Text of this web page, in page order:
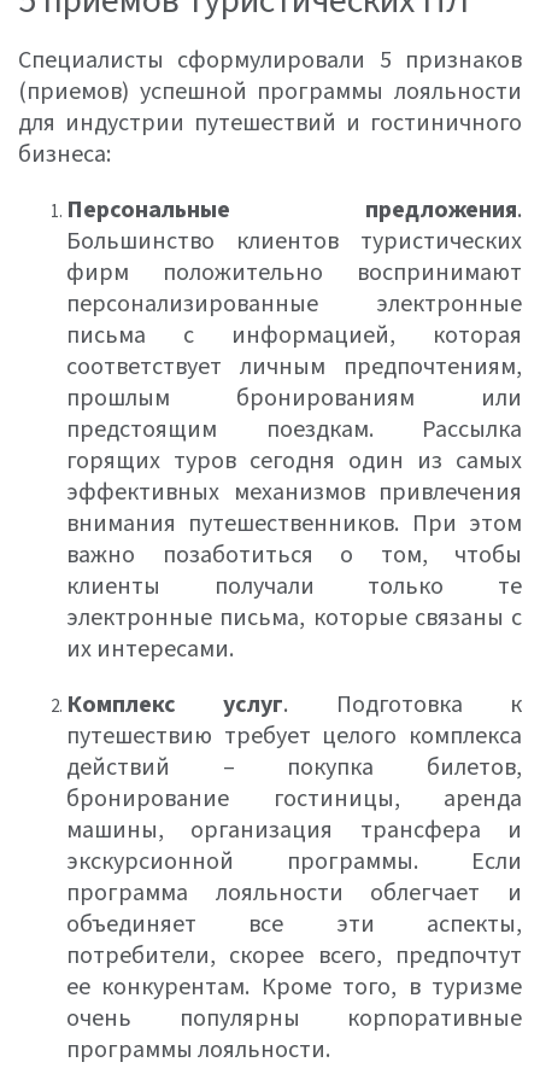
Специалисты сформулировали 5 признаков
(приемов) успешной программы лояльности
для индустрии путешествий и гостиничного
бизнеса:
Персональные предложения.
Большинство клиентов туристических
фирм положительно воспринимают
персонализированные электронные
письма с информацией, которая
соответствует личным предпочтениям,
прошлым бронированиям или
предстоящим поездкам. Рассылка
горящих туров сегодня один из самых
эффективных механизмов привлечения
внимания путешественников. При этом
важно позаботиться о том, чтобы
клиенты получали только те
электронные письма, которые связаны с
их интересами.
Комплекс услуг. Подготовка к
путешествию требует целого комплекса
действий – покупка билетов,
бронирование гостиницы, аренда
машины, организация трансфера и
экскурсионной программы. Если
программа лояльности облегчает и
объединяет все эти аспекты,
потребители, скорее всего, предпочтут
ее конкурентам. Кроме того, в туризме
очень популярны корпоративные
программы лояльности.